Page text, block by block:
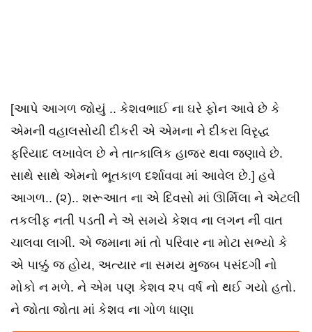
[આપે આગળ જોયું .. કેશવભાઈ ના ઘરે ફોન આવે છે કે
એમની વહાલસોયી દીકરી એ એમના ને દીકરા વિરૃદ્ધ
ફરિયાદ લખાવેલ છે ને તાત્કાલિક હાજર થવા જણાવે છે.
સાથે સાથે એમનો ભૂતકાળ દર્શાવવા માં આવેલ છે.] હવે
આગળ.. (૨)..️ શરૂઆત ના એ દિવસો માં ઊર્મિલા ને એટલી
તકલીફ નતી પડતી ને એ સમયે કેશવ ના લગન ની વાત
ચાલવા લાગી. એ જમાના માં તો પરિવાર ના મોટા સભ્યો કે
એ પાક્કું જ હોય, અત્યાર ના સમય મુજબ પસંદગી નો
મોકો ન મળે. ને એમ પણ કેશવ ૨૫ વર્ષ નો થઈ ગયો હતો.
ને જોતા જોતા માં કેશવ ના ગોળ ધાણા